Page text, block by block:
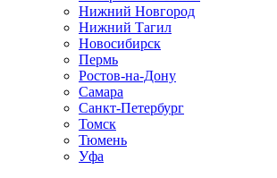
Нижний Новгород
Нижний Тагил
Новосибирск
Пермь
Ростов-на-Дону
Самара
Санкт-Петербург
Томск
Тюмень
Уфа